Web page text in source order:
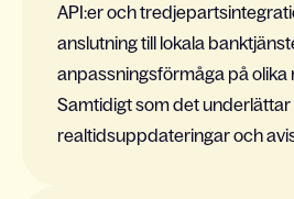
API:er och
anslutning till lokala
anpassningsförmåga på olika
Samtidigt som det underlättar
realtidsuppdateringar och